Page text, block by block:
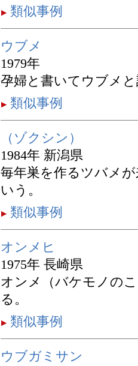
類似事例
ウブメ
1979年
孕婦と書いてウブメ
類似事例
（ゾクシン）
1984年 新潟県
毎年巣を作るツバメ
いう。
類似事例
オンメヒ
1975年 長崎県
オンメ（バケモノの
る。
類似事例
ウブガミサン